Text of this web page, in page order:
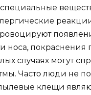
носа, покраснения
случаях могут
Часто люди не
клещи